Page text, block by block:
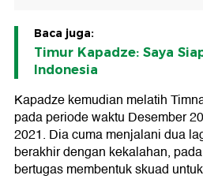
Baca juga:
Timur Kapadze: Saya
Indonesia
Kapadze kemudian melatih
pada periode waktu Desember
2021. Dia cuma menjalani dua
berakhir dengan kekalahan,
bertugas membentuk skuad